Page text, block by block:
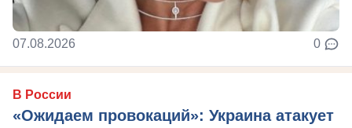
07.08.2026 0
В России
«Ожидаем провокаций»: Украина атакует